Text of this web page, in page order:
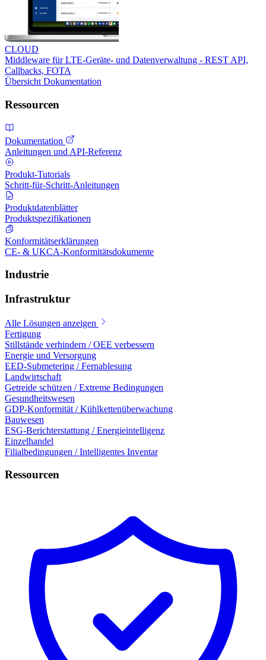
CLOUD
Middleware für LTE-Geräte- und Datenverwaltung - REST API,
Callbacks, FOTA
Übersicht Dokumentation
Ressourcen
Dokumentation
Anleitungen und API-Referenz
Produkt-Tutorials
Schritt-für-Schritt-Anleitungen
Produktdatenblätter
Produktspezifikationen
Konformitätserklärungen
CE- & UKCA-Konformitätsdokumente
Industrie
Infrastruktur
Alle Lösungen anzeigen
Fertigung
Stillstände verhindern / OEE verbessern
Energie und Versorgung
EED-Submetering / Fernablesung
Landwirtschaft
Getreide schützen / Extreme Bedingungen
Gesundheitswesen
GDP-Konformität / Kühlkettenüberwachung
Bauwesen
ESG-Berichterstattung / Energieintelligenz
Einzelhandel
Filialbedingungen / Intelligentes Inventar
Ressourcen